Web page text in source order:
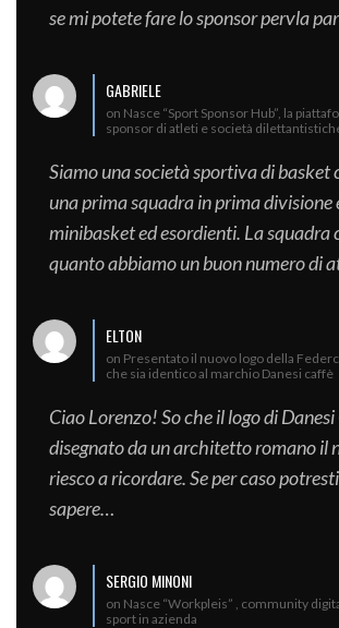
se mi potete fare lo sponsor pervla
GABRIELE
on Nasce “Sport Sponsor Hub”, la
sponsor di atleti e società
Siamo una società sportiva di basket
una prima squadra in prima divisione
minibasket ed esordienti. La squadra
quanto abbiamo un buon numero di
ELTON
on Presentato il nuovo logo della
che sia identico al marchio Danesi caffè
Ciao Lorenzo! So che il logo di
disegnato da un architetto romano il
riesco a ricordare. Se per caso
sapere…
SERGIO MINONI
on Nasce “Workpleis” , community
sport in azienda